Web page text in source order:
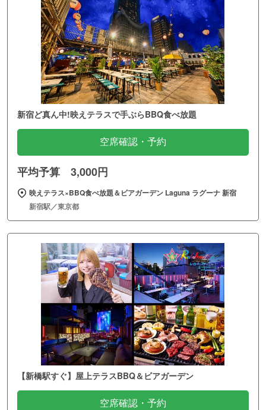
新宿ど真ん中!映えテラスで手ぶらBBQ食べ放題
空席確認・予約
平均予算 3,000円
映えテラス×BBQ食べ放題＆ビアガーデン Laguna ラグーナ 新宿
新宿駅／東京都
【新橋駅すぐ】屋上テラスBBQ＆ビアガーデン
空席確認・予約